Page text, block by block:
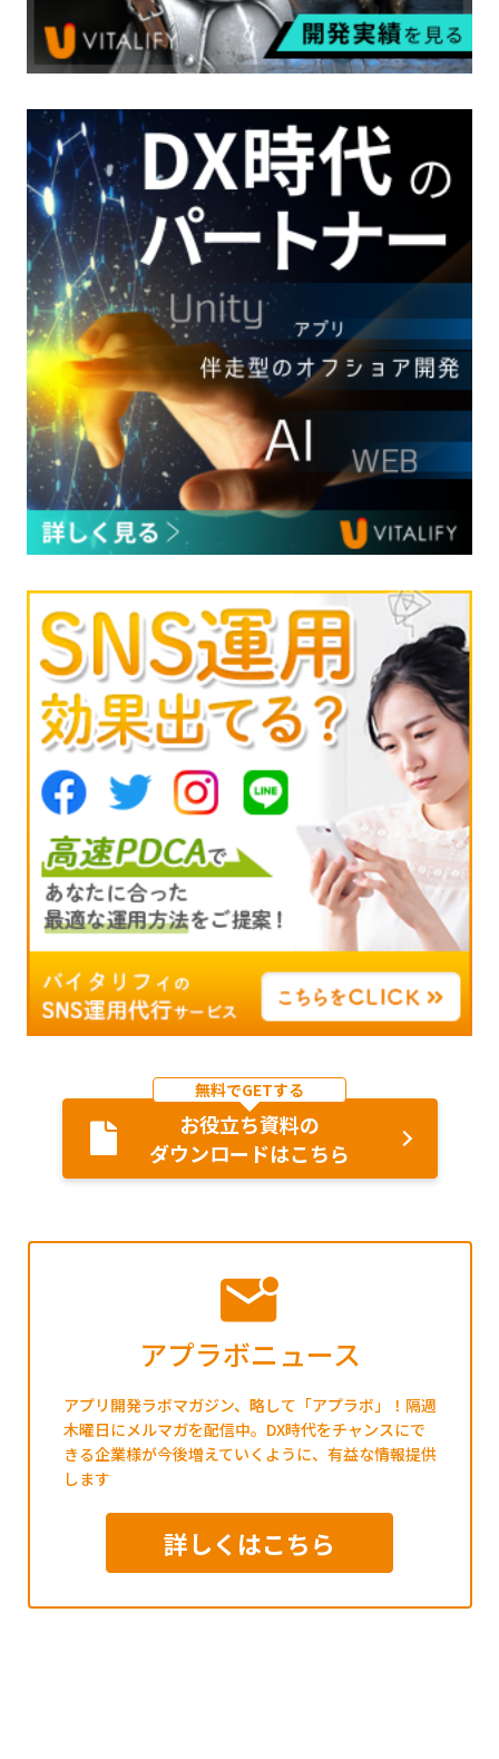
お役立ち資料の
ダウンロードはこちら
無料でGETする
アプラボニュース
アプリ開発ラボマガジン、略して「アプラボ」！隔週
木曜日にメルマガを配信中。DX時代をチャンスにで
きる企業様が今後増えていくように、有益な情報提供
します
詳しくはこちら